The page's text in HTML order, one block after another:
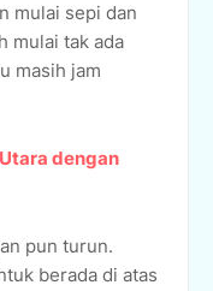
mulai sepi dan
mulai tak ada
masih jam
dengan
pun turun.
berada di atas